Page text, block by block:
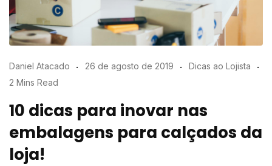
Daniel Atacado 26 de agosto de 2019
Dicas ao Lojista
2 Mins Read
10 dicas para inovar nas
embalagens para calçados da
loja!